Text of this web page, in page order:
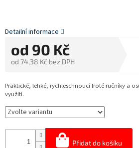
od 90 Kč
od 74,38 Kč bez DPH
Přidat do košíku
Praktické, lehké, rychleschnoucí froté ručníky a
využití.
Detailní informace